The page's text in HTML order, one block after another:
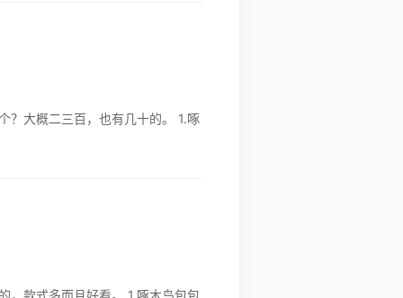
？大概二三百，也有几十的。 1.啄
，款式多而且好看。 1.啄木鸟包包